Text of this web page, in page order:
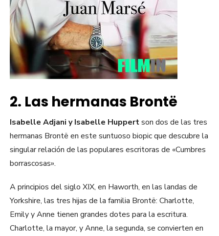
2. Las hermanas Brontë
Isabelle Adjani y Isabelle Huppertson dos de las tres
hermanas Brontë en este suntuoso biopic que descubre la
singular relación de las populares escritoras de «Cumbres
borrascosas».
A principios del siglo XIX, en Haworth, en las landas de
Yorkshire, las tres hijas de la familia Brontë: Charlotte,
Emily y Anne tienen grandes dotes para la escritura.
Charlotte, la mayor, y Anne, la segunda, se convierten en